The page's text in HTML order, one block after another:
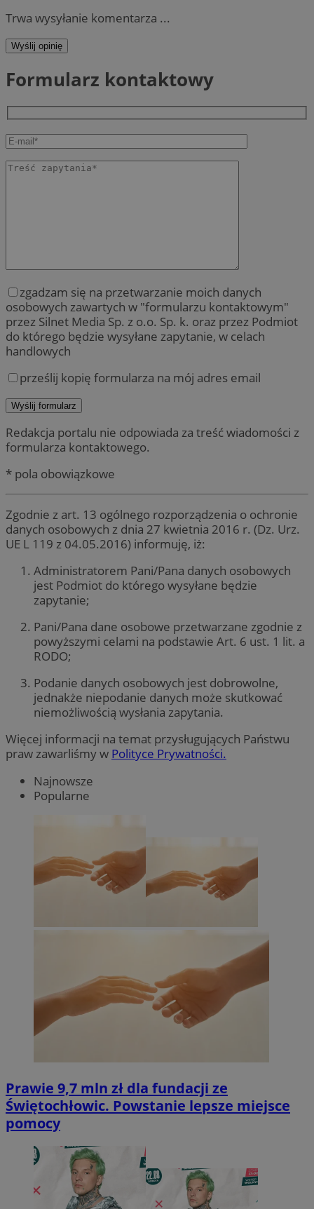
Trwa wysyłanie komentarza ...
Wyślij opinię
Formularz kontaktowy
zgadzam się na przetwarzanie moich danych
osobowych zawartych w "formularzu kontaktowym"
przez Silnet Media Sp. z o.o. Sp. k. oraz przez Podmiot
do którego będzie wysyłane zapytanie, w celach
handlowych
prześlij kopię formularza na mój adres email
Redakcja portalu nie odpowiada za treść wiadomości z
formularza kontaktowego.
* pola obowiązkowe
Zgodnie z art. 13 ogólnego rozporządzenia o ochronie
danych osobowych z dnia 27 kwietnia 2016 r. (Dz. Urz.
UE L 119 z 04.05.2016) informuję, iż:
Administratorem Pani/Pana danych osobowych
jest Podmiot do którego wysyłane będzie
zapytanie;
Pani/Pana dane osobowe przetwarzane zgodnie z
powyższymi celami na podstawie Art. 6 ust. 1 lit. a
RODO;
Podanie danych osobowych jest dobrowolne,
jednakże niepodanie danych może skutkować
niemożliwością wysłania zapytania.
Więcej informacji na temat przysługujących Państwu
praw zawarliśmy w Polityce Prywatności.
Najnowsze
Popularne
Prawie 9,7 mln zł dla fundacji ze
Świętochłowic. Powstanie lepsze miejsce
pomocy